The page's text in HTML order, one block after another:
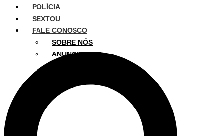
POLÍCIA
SEXTOU
FALE CONOSCO
SOBRE NÓS
ANUNCIE AQUI